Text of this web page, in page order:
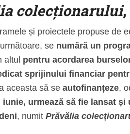
colecționarului
și proiectele propuse de
se numără un
altul pentru acordarea
sprijinului financiar
aceasta să se autofinanțeze,
urmează să fie lansat
, numit Prăvălia